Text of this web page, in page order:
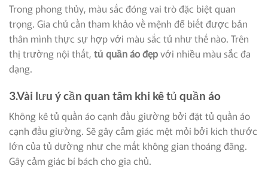
Trong phong thủy, màu sắc đóng vai trò đặc biệt quan
trọng. Gia chủ cần tham khảo về mệnh để biết được bản
thân mình thực sự hợp với màu sắc tủ như thế nào. Trên
thị trường nội thất, tủ quần áo đẹpvới nhiều màu sắc đa
dạng.
3.Vài lưu ý cần quan tâm khi kê tủ quần áo
Không kê tủ quần áo cạnh đầu giường bởi đặt tủ quần áo
cạnh đầu giường. Sẽ gây cảm giác mệt mỏi bởi kích thước
lớn của tủ dường như che mất không gian thoáng đãng.
Gây cảm giác bí bách cho gia chủ.